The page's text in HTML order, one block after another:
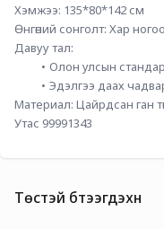
Хэмжээ: 135*80*142 см
Өнгөний сонголт: Хар
Давуу тал:
Олон улсын
Эдэлгээ даах
Материал: Цайрдсан ган
Утас 99991343
Төстэй бүтээгдэхүүн